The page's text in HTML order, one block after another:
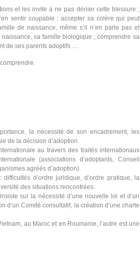
et les invite à ne pas dénier cette blessure ;
sentir coupable ; accepter sa colère qui peut
de naissance, même s’il n’en parle pas et
sa famille biologique ; comprendre sa
de ses parents adoptifs …
la nécessité de son encadrement, les
de la décision d’adoption.
au travers des traités internationaux
(associations d’adoptants, Conseil
agréés d’adoption).
d’ordre juridique, d’ordre pratique, la
des situations rencontrées.
sur la nécessité d’une nouvelle loi et d’un
d’un Comité consultatif, la création d’une charte
au Maroc et en Roumanie, l’autre est une